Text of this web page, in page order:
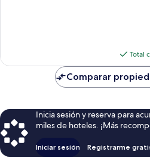
Total
Comparar
Inicia sesión y reserva para
miles de hoteles. ¡Más
Iniciar sesión Registrarme